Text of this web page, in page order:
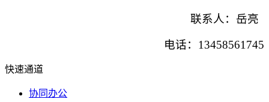
联系人：岳亮
电话：1 3458561745
快速通道
协同办公